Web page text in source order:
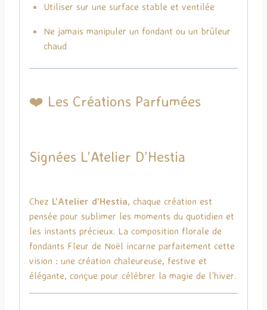
Utiliser sur une surface stable et ventilée
Ne jamais manipuler un fondant ou un brûleur
chaud
❤️ Les Créations Parfumées
Signées L’Atelier D’Hestia
Chez L’Atelier d’Hestia, chaque création est
pensée pour sublimer les moments du quotidien et
les instants précieux. La composition florale de
fondants Fleur de Noël incarne parfaitement cette
vision : une création chaleureuse, festive et
élégante, conçue pour célébrer la magie de l’hiver.